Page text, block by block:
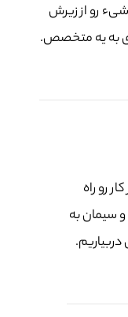
رو از زیرش
به یه متخصص.
رو راه
8 ساله با گچ و سیمان به